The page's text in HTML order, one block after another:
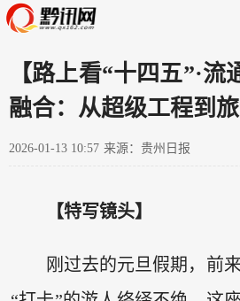
【路上看“十四五”·
融合：从超级工程到
2026-01-13 10:57 来源：贵州日报
【特写镜头】
刚过去的元旦假期，前来